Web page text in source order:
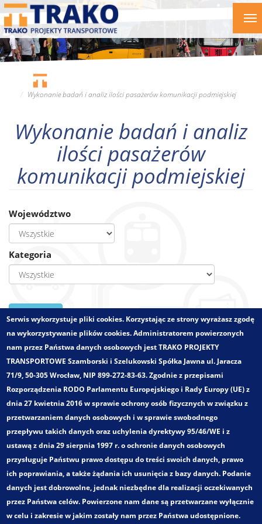
Przejdź
treści
Wykonanie badań i analiz ilości pasażerów komunikacji podmiejskiej
Wykonanie badań i analiz
ilości pasażerów
komunikacji podmiejskiej
Województwo
Kategoria
Województwo:
Wielkości - zakres:
Obszar gminny
Wykonanie badań i analiz ilości pasażerów komunikacji
podmiejskiej
Kategoria:
Badania ruchu i marketingowe
Zakres opracowania:
Badania popytu komunikacji zbiorowej
Badania i analizy napełnień środków transportu
Serwis wykorzystuje pliki cookies. Korzystając ze strony wyrażasz zgodę
na wykorzystywanie plików cookies. Administratorem powierzonych
nam przez Państwa danych osobowych jest TRAKO PROJEKTY
TRANSPORTOWE Szamborski i Szelukowski Spółka Jawna ul. Jaracza
71/9, 50-305 Wrocław, NIP 899-272-83-63. Zgodnie z przepisami
Rozporządzenia RODO Parlamentu Europejskiego i Rady Europy (UE) z
dnia 27 kwietnia 2016 w sprawie ochrony osób fizycznych w związku z
przetwarzaniem danych osobowych i w sprawie swobodnego
przepływu takich danych oraz uchylenia dyrektywy 95/46/WE i z
ustawą z dnia 29 sierpnia 1997 r. o ochronie danych osobowych
przysługuje Państwu prawo dostępu do treści swoich danych, prawo
ich poprawiania, a także żądania ich usunięcia z bazy danych. Podanie
danych jest dobrowolne, jednak niezbędne dla realizacji oczekiwanych
przez Państwa celów. Powierzone nam dane są przetwarzane wyłącznie
w celu i zakresie w jakim zostały nam przez Państwa udostępnione.